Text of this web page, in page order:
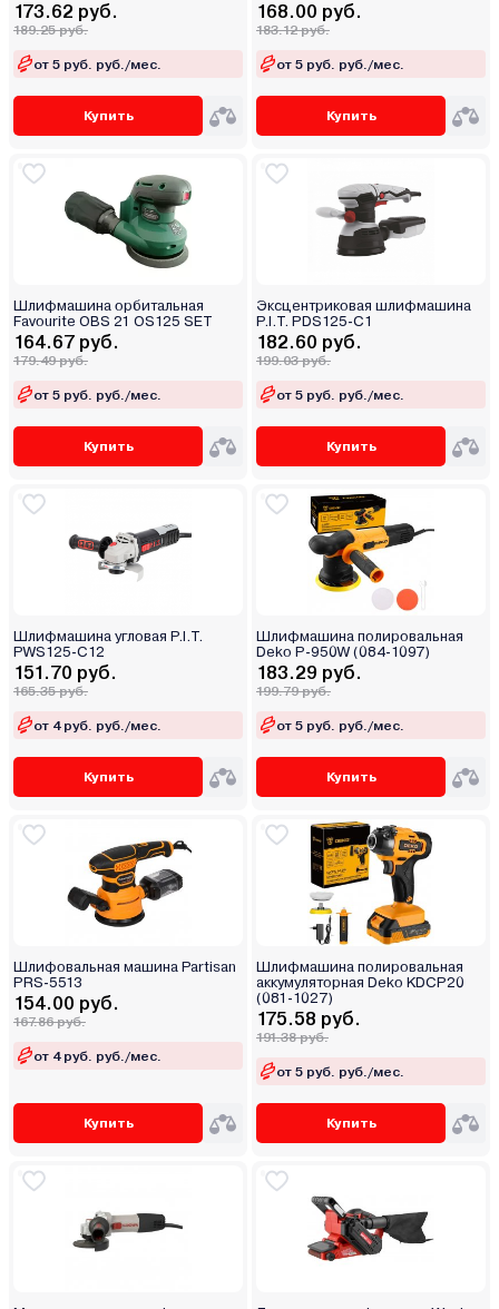
173.62 руб.
189.25 руб.
от 5 руб. руб./мес.
Купить
168.00 руб.
183.12 руб.
от 5 руб. руб./мес.
Купить
Шлифмашина орбитальная
Favourite OBS 21 OS125 SET
164.67 руб.
179.49 руб.
от 5 руб. руб./мес.
Купить
Эксцентриковая шлифмашина
P.I.T. PDS125-C1
182.60 руб.
199.03 руб.
от 5 руб. руб./мес.
Купить
Шлифмашина угловая P.I.T.
PWS125-C12
151.70 руб.
165.35 руб.
от 4 руб. руб./мес.
Купить
Шлифмашина полировальная
Deko P-950W (084-1097)
183.29 руб.
199.79 руб.
от 5 руб. руб./мес.
Купить
Шлифовальная машина Partisan
PRS-5513
154.00 руб.
167.86 руб.
от 4 руб. руб./мес.
Купить
Шлифмашина полировальная
аккумуляторная Deko KDCP20
(081-1027)
175.58 руб.
191.38 руб.
от 5 руб. руб./мес.
Купить